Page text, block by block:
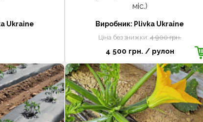
Ukraine
міс.)
Виробник: Plivka Ukraine
Ціна без знижки:4 900 грн.
4 500 грн. / рулон